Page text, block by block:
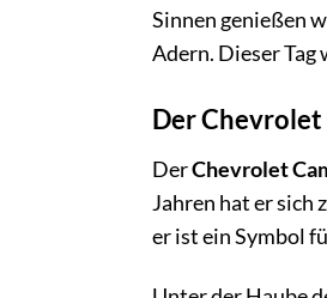
Sinnen genießen
Adern. Dieser Tag
Der Chevrolet
DerChevrolet
Jahren hat er sich
er ist ein Symbol